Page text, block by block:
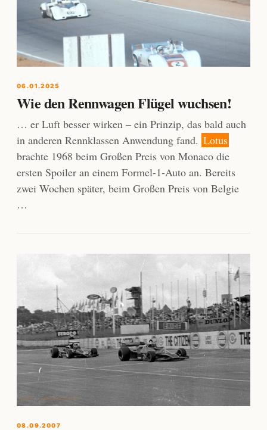
06.01.2025
Wie den Rennwagen Flügel wuchsen!
… er Luft besser wirken – ein Prinzip, das bald auch
in anderen Rennklassen Anwendung fand. Lotus
brachte 1968 beim Großen Preis von Monaco die
ersten Spoiler an einem Formel-1-Auto an. Bereits
zwei Wochen später, beim Großen Preis von Belgie
…
08.09.2007